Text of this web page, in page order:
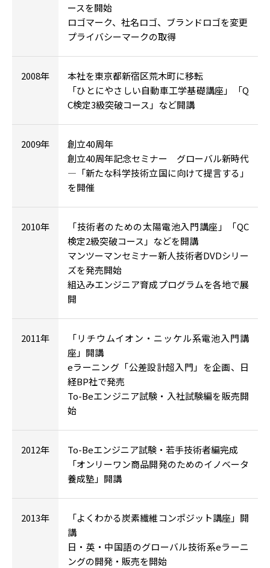
ースを開始
ロゴマーク、社名ロゴ、ブランドロゴを変更
プライバシーマークの取得
2008年
本社を東京都新宿区荒木町に移転
「ひとにやさしい自動車工学基礎講座」「Q
C検定3級突破コース」など開講
2009年
創立40周年
創立40周年記念セミナー グローバル新時代
―「新たな科学技術立国に向けて提言する」
を開催
2010年
「技術者のための太陽電池入門講座」「QC
検定2級突破コース」などを開講
マンツーマンセミナー新人技術者DVDシリー
ズを発売開始
組込みエンジニア育成プログラムを各地で展
開
2011年
「リチウムイオン・ニッケル系電池入門講
座」開講
eラーニング「公差設計超入門」を企画、日
経BP社で発売
To-Beエンジニア試験・入社試験編を販売開
始
2012年
To-Beエンジニア試験・若手技術者編完成
「オンリーワン商品開発のためのイノベータ
養成塾」開講
2013年
「よくわかる炭素繊維コンポジット講座」開
講
日・英・中国語のグローバル技術系eラーニ
ングの開発・販売を開始